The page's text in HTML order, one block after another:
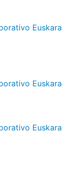
Euskara
Euskara
Euskara